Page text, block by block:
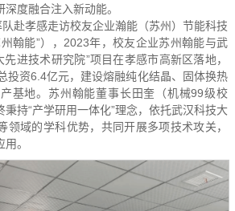
度融合注入新动能。
赴孝感走访校友企业瀚能（苏州）节能科技
翰能”），2023年，校友企业苏州翰能与武
进技术研究院”项目在孝感市高新区落地，
投资6.4亿元，建设熔融纯化结晶、固体换热
基地。苏州翰能董事长田奎（机械99级校
持“产学研用一体化”理念，依托武汉科技大
领域的学科优势，共同开展多项技术攻关，
。